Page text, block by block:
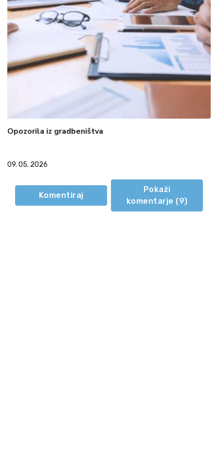
Opozorila iz gradbeništva
09. 05. 2026
Komentiraj
Pokaži
komentarje (9)